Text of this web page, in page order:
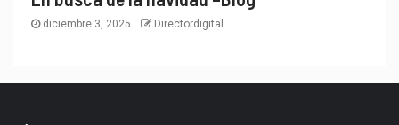
diciembre 3, 2025 Directordigital